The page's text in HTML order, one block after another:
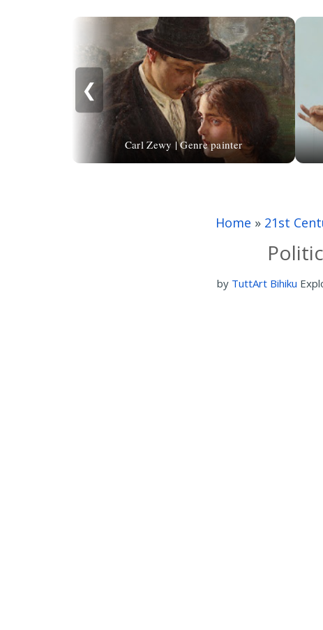
❮
Carl Zewy | Genre painter
Home » 21st
by TuttArt Bihiku